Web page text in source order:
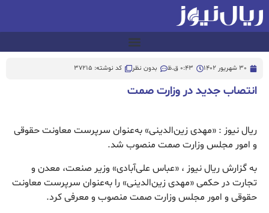
30 شهریور 1402 0:43 ق.ظ بدون نظر کد نوشته: 37215
انتصاب جدید در وزارت صمت
ریال نیوز : «مهدی زین‌الدینی» به‌عنوان سرپرست معاونت حقوقی
و امور مجلس وزارت صمت منصوب شد.
به گزارش ریال نیوز ، «عباس علی‌آبادی» وزیر صنعت، معدن و
تجارت در حکمی «مهدی زین‌الدینی» را به‌عنوان سرپرست معاونت
حقوقی و امور مجلس وزارت صمت منصوب و معرفی کرد.